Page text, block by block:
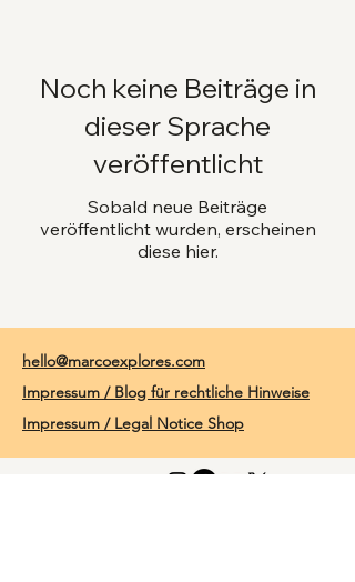
Noch keine Beiträge in
dieser Sprache
veröffentlicht
Sobald neue Beiträge
veröffentlicht wurden, erscheinen
diese hier.
hello@marcoexplores.com
Impressum / Blog für rechtliche Hinweise
Impressum / Legal Notice Shop